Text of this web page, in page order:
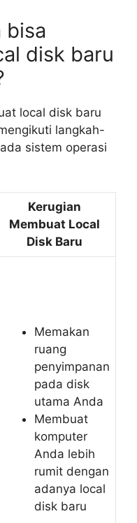
bisa
disk baru
local disk baru
langkah-
sistem operasi
Kerugian
Membuat Local
Disk Baru
Memakan
ruang
penyimpanan
pada disk
utama Anda
Membuat
komputer
Anda lebih
rumit dengan
adanya local
disk baru